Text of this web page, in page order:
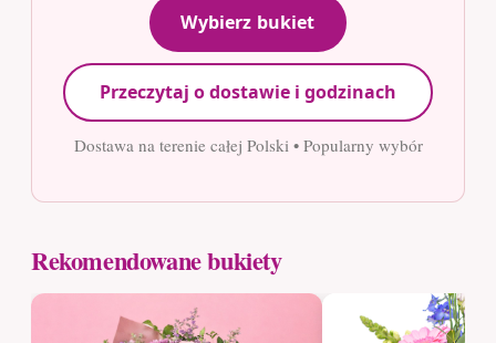
Wybierz bukiet
Przeczytaj o dostawie i godzinach
Dostawa na terenie całej Polski • Popularny wybór
Rekomendowane bukiety